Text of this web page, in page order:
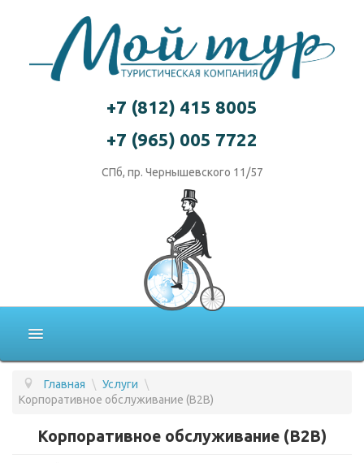
+7 (812) 415 8005
+7 (965) 005 7722
СПб, пр. Чернышевского 11/57
ПОДБОР ТУРА
Главная \ Услуги \
Корпоративное обслуживание (B2B)
Корпоративное обслуживание (B2B)